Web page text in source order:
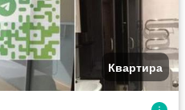
Квартира